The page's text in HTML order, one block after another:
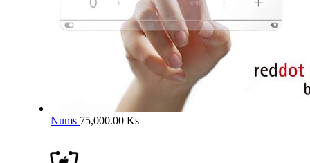
Nums 75,000.00 Ks